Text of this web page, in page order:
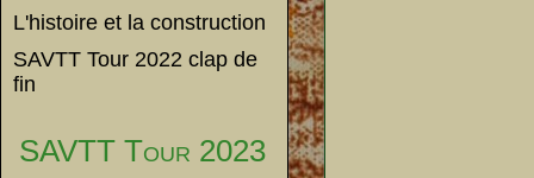
L'histoire et la construction
SAVTT Tour 2022 clap de
fin
SAVTT Tour 2023